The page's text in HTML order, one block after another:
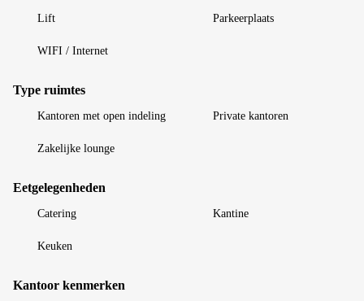
Lift Parkeerplaats
WIFI / Internet
Type ruimtes
Kantoren met open indeling Private kantoren
Zakelijke lounge
Eetgelegenheden
Catering Kantine
Keuken
Kantoor kenmerken